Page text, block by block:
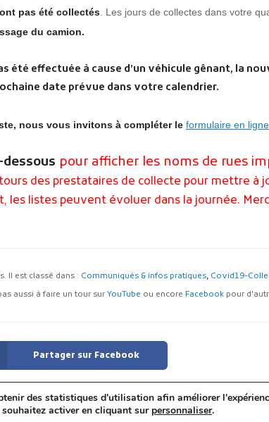
pas été collectés . Les jours de collectes dans votre
du camion.
été effectuée à cause d’un véhicule gênant, la
date prévue dans votre calendrier.
nous vous invitons à compléter le formulaire en
pour afficher les noms de rues
des prestataires de collecte pour mettre à
les listes peuvent évoluer dans la journée.
Il est classé dans : Communiqués & infos pratiques, Covid19-
aussi à faire un tour sur YouTube ou encore Facebook pour
Partager sur Facebook
des statistiques d'utilisation afin améliorer
activer en cliquant sur personnaliser.